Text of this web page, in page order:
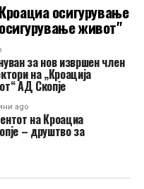
осигурување
живот"
за нов извршен член
на „Кроација
АД Скопје
ago
на Кроациа
– друштво за